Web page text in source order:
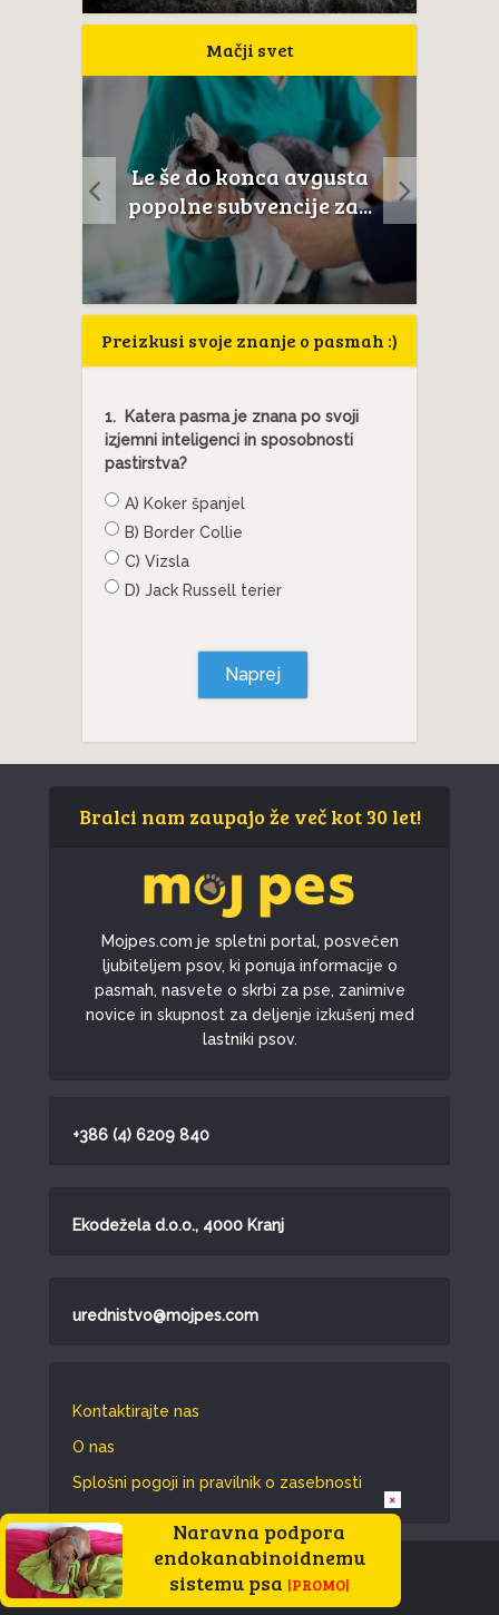
Mačji svet
Le še do konca avgusta
popolne subvencije za...
Preizkusi svoje znanje o pasmah :)
1.
Katera pasma je znana po svoji
izjemni inteligenci in sposobnosti
pastirstva?
A) Koker španjel
B) Border Collie
C) Vizsla
D) Jack Russell terier
Naprej
Bralci nam zaupajo že več kot 30 let!
Mojpes.com je spletni portal, posvečen
ljubiteljem psov, ki ponuja informacije o
pasmah, nasvete o skrbi za pse, zanimive
novice in skupnost za deljenje izkušenj med
lastniki psov.
+386 (4) 6209 840
Ekodežela d.o.o., 4000 Kranj
urednistvo@mojpes.com
Kontaktirajte nas
O nas
Splošni pogoji in pravilnik o zasebnosti
Vse pravice pridržane © 2026.
×
Naravna podpora
endokanabinoidnemu
sistemu psa |PROMO|